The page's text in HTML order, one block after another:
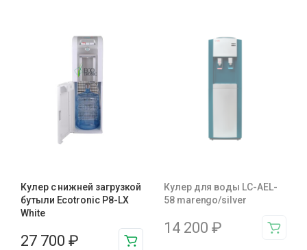
Кулер с нижней загрузкой
бутыли Ecotronic P8-LX
White
27 700 ₽
Кулер для воды LC-AEL-
58 marengo/silver
14 200 ₽